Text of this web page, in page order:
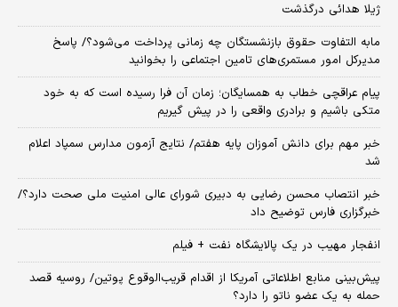
ژیلا هدائی درگذشت
مابه التفاوت حقوق بازنشستگان چه زمانی پرداخت می‌شود؟/ پاسخ
مدیرکل امور مستمری‌های تامین اجتماعی را بخوانید
پیام عراقچی خطاب به همسایگان؛ زمان آن فرا رسیده است که به خود
متکی باشیم و برادری واقعی را در پیش گیریم
خبر مهم برای دانش آموزان پایه هفتم/ نتایج آزمون مدارس سمپاد اعلام
شد
خبر انتصاب محسن رضایی به دبیری شورای عالی امنیت ملی صحت دارد؟/
خبرگزاری فارس توضیح داد
انفجار مهیب در یک پالایشگاه نفت + فیلم
پیش‌بینی منابع اطلاعاتی آمریکا از اقدام قریب‌الوقوع پوتین/ روسیه قصد
حمله به یک عضو ناتو را دارد؟